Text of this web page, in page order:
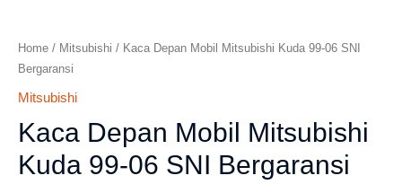
Home / Mitsubishi / Kaca Depan Mobil Mitsubishi Kuda 99-06 SNI
Bergaransi
Mitsubishi
Kaca Depan Mobil Mitsubishi
Kuda 99-06 SNI Bergaransi